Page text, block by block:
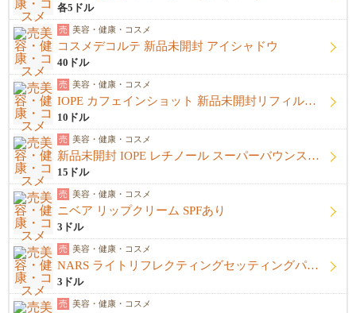
各5ドル
売 美容・健康・コスメ
コスメデコルテ 新品未開封 アイシャドウ
40ドル
売 美容・健康・コスメ
IOPE カフェインショット 新品未開封リフィル＋開封済み本体
10ドル
売 美容・健康・コスメ
新品未開封 IOPE レチノール スーパーバウンスセラム1%
15ドル
売 美容・健康・コスメ
ニベア リップクリーム SPFあり
3ドル
売 美容・健康・コスメ
NARS ライトリフレクティングセッティングパウダー プレストN
3ドル
売 美容・健康・コスメ